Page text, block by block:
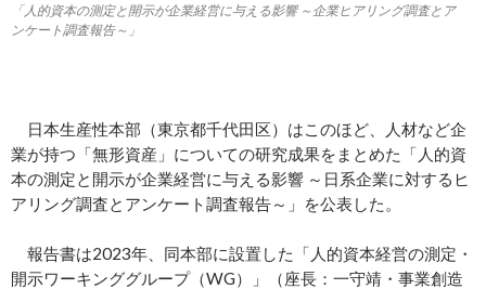
「人的資本の測定と開示が企業経営に与える影響 ～企業ヒアリング調査とア
ンケート調査報告～」
日本生産性本部（東京都千代田区）はこのほど、人材など企
業が持つ「無形資産」についての研究成果をまとめた「人的資
本の測定と開示が企業経営に与える影響 ～日系企業に対するヒ
アリング調査とアンケート調査報告～」を公表した。
報告書は2023年、同本部に設置した「人的資本経営の測定・
開示ワーキンググループ（WG）」（座長：一守靖・事業創造